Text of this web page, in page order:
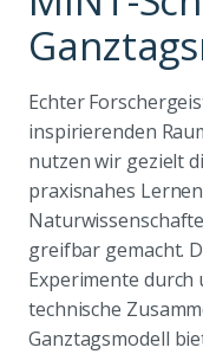
Echter
inspirierenden
nutzen wir gezielt
praxisnahes
greifbar gemacht.
Experimente durch
technische
Ganztagsmodell